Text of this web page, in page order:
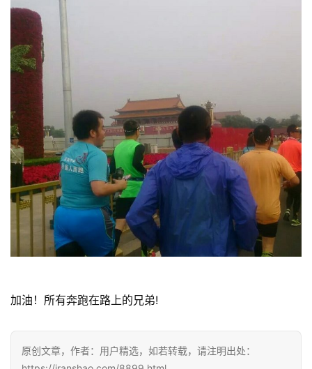
加油！所有奔跑在路上的兄弟!
原创文章，作者：用户精选，如若转载，请注明出处：